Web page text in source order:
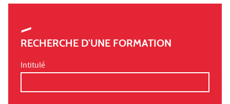
RECHERCHE D'UNE FORMATION
Intitulé